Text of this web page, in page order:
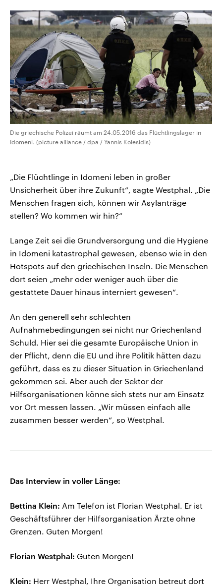
Die griechische Polizei räumt am 24.05.2016 das Flüchtlingslager in
Idomeni. (picture alliance / dpa / Yannis Kolesidis)
„Die Flüchtlinge in Idomeni leben in großer
Unsicherheit über ihre Zukunft“, sagte Westphal. „Die
Menschen fragen sich, können wir Asylanträge
stellen? Wo kommen wir hin?“
Lange Zeit sei die Grundversorgung und die Hygiene
in Idomeni katastrophal gewesen, ebenso wie in den
Hotspots auf den griechischen Inseln. Die Menschen
dort seien „mehr oder weniger auch über die
gestattete Dauer hinaus interniert gewesen“.
An den generell sehr schlechten
Aufnahmebedingungen sei nicht nur Griechenland
Schuld. Hier sei die gesamte Europäische Union in
der Pflicht, denn die EU und ihre Politik hätten dazu
geführt, dass es zu dieser Situation in Griechenland
gekommen sei. Aber auch der Sektor der
Hilfsorganisationen könne sich stets nur am Einsatz
vor Ort messen lassen. „Wir müssen einfach alle
zusammen besser werden“, so Westphal.
Das Interview in voller Länge:
Bettina Klein: Am Telefon ist Florian Westphal. Er ist
Geschäftsführer der Hilfsorganisation Ärzte ohne
Grenzen. Guten Morgen!
Florian Westphal: Guten Morgen!
Klein: Herr Westphal, Ihre Organisation betreut dort